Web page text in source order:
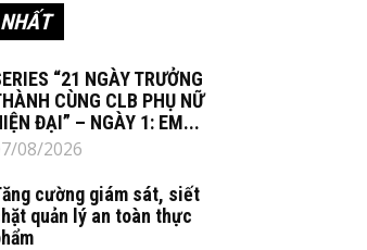
“21 NGÀY TRƯỞNG
CÙNG CLB PHỤ NỮ
ĐẠI” – NGÀY 1: EM...
08/2026
cường giám sát, siết
quản lý an toàn thực